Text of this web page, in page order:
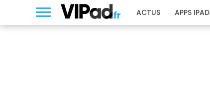
ACTUS APPS IPAD